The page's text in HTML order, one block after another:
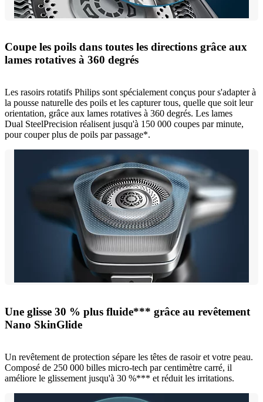
Coupe les poils dans toutes les directions grâce aux
lames rotatives à 360 degrés
Les rasoirs rotatifs Philips sont spécialement conçus pour s'adapter à
la pousse naturelle des poils et les capturer tous, quelle que soit leur
orientation, grâce aux lames rotatives à 360 degrés. Les lames
Dual SteelPrecision réalisent jusqu'à 150 000 coupes par minute,
pour couper plus de poils par passage*.
Une glisse 30 % plus fluide*** grâce au revêtement
Nano SkinGlide
Un revêtement de protection sépare les têtes de rasoir et votre peau.
Composé de 250 000 billes micro-tech par centimètre carré, il
améliore le glissement jusqu'à 30 %*** et réduit les irritations.